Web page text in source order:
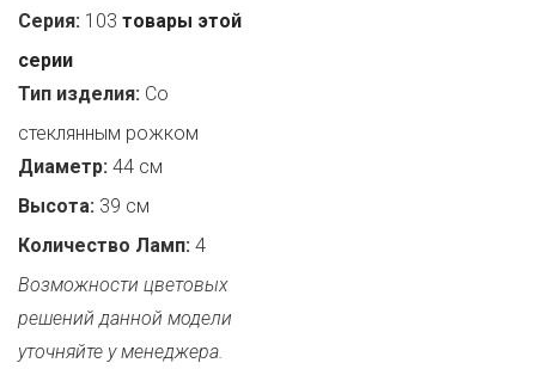
Серия: 103 товары этой
серии
Тип изделия: Со
стеклянным рожком
Диаметр: 44 см
Высота: 39 см
Количество Ламп: 4
Возможности цветовых
решений данной модели
уточняйте у менеджера.